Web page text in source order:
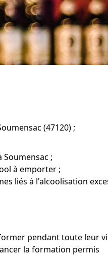
(47120) ;
;
à emporter ;
liés à l'alcoolisation
pendant toute leur
la formation permis